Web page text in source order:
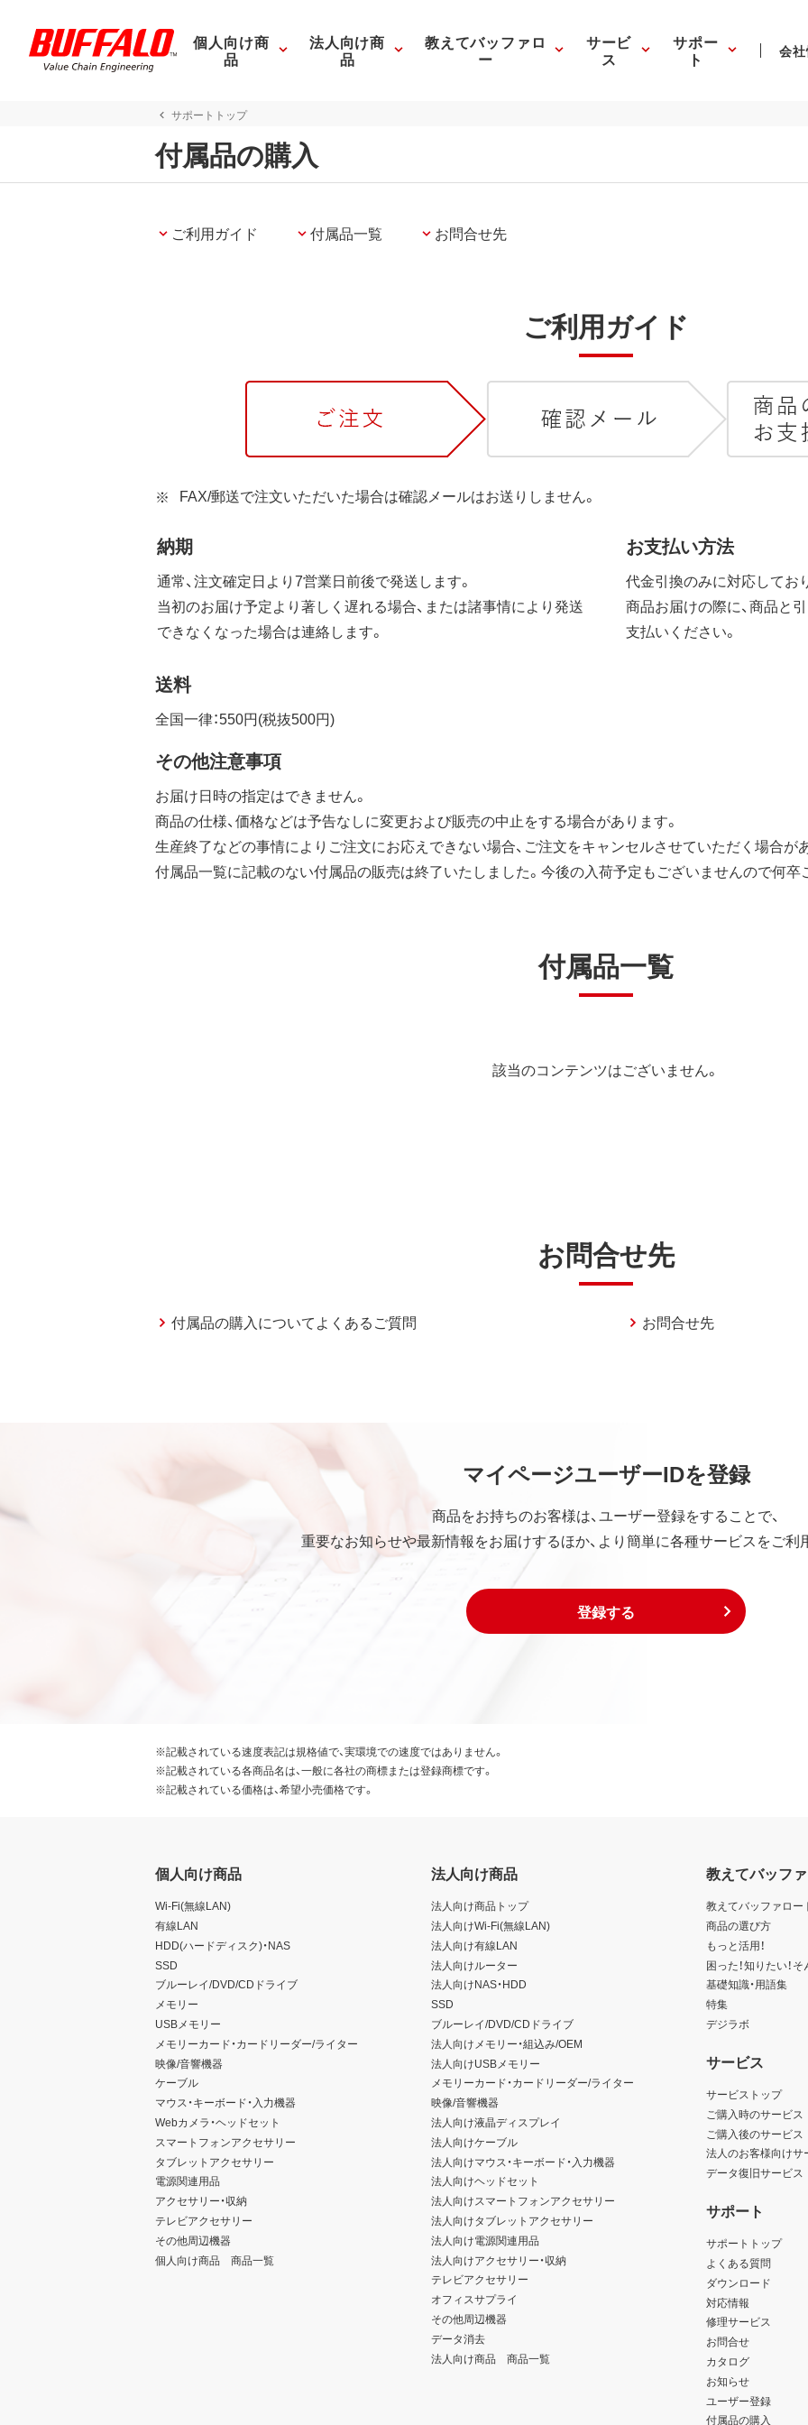
個人向け商
品
法人向け商
品
教えてバッファロ
ー
サービ
ス
サポー
ト 会
サポートトップ
付属品の購入
ご利用ガイド 付属品一覧 お問合せ先
ご利用ガイド
FAX/郵送で注文いただいた場合は確認メールはお送りしません。
納期
通常、注文確定日より7営業日前後で発送します。
当初のお届け予定より著しく遅れる場合、または諸事情により発送
できなくなった場合は連絡します。
お支払い方法
代金引換のみに対応してお
商品お届けの際に、商品と
支払いください。
送料
全国一律：550円(税抜500円)
その他注意事項
お届け日時の指定はできません。
商品の仕様、価格などは予告なしに変更および販売の中止をする場合があります。
生産終了などの事情によりご注文にお応えできない場合、ご注文をキャンセルさせていただく場合が
付属品一覧に記載のない付属品の販売は終了いたしました。今後の入荷予定もございませんので何卒
付属品一覧
該当のコンテンツはございません。
お問合せ先
付属品の購入についてよくあるご質問 お問合せ先
マイページユーザーIDを登録
商品をお持ちのお客様は、ユーザー登録をすることで、
重要なお知らせや最新情報をお届けするほか、より簡単に各種サービスをご利
登録する
※記載されている速度表記は規格値で、実環境での速度ではありません。
※記載されている各商品名は、一般に各社の商標または登録商標です。
※記載されている価格は、希望小売価格です。
個人向け商品
Wi-Fi(無線LAN)
有線LAN
HDD(ハードディスク)・NAS
SSD
ブルーレイ/DVD/CDドライブ
メモリー
USBメモリー
メモリーカード・カードリーダー/ライター
映像/音響機器
ケーブル
マウス・キーボード・入力機器
Webカメラ・ヘッドセット
スマートフォンアクセサリー
タブレットアクセサリー
電源関連用品
アクセサリー・収納
テレビアクセサリー
その他周辺機器
個人向け商品 商品一覧
法人向け商品
法人向け商品トップ
法人向けWi-Fi(無線LAN)
法人向け有線LAN
法人向けルーター
法人向けNAS・HDD
SSD
ブルーレイ/DVD/CDドライブ
法人向けメモリー・組込み/OEM
法人向けUSBメモリー
メモリーカード・カードリーダー/ライター
映像/音響機器
法人向け液晶ディスプレイ
法人向けケーブル
法人向けマウス・キーボード・入力機器
法人向けヘッドセット
法人向けスマートフォンアクセサリー
法人向けタブレットアクセサリー
法人向け電源関連用品
法人向けアクセサリー・収納
テレビアクセサリー
オフィスサプライ
その他周辺機器
データ消去
法人向け商品 商品一覧
教えてバッフ
教えてバッファロー
商品の選び方
もっと活用！
困った！知りたい！
基礎知識・用語集
特集
デジラボ
サービス
サービストップ
ご購入時のサービス
ご購入後のサービス
法人のお客様向けサ
データ復旧サービス
サポート
サポートトップ
よくある質問
ダウンロード
対応情報
修理サービス
お問合せ
カタログ
お知らせ
ユーザー登録
付属品の購入